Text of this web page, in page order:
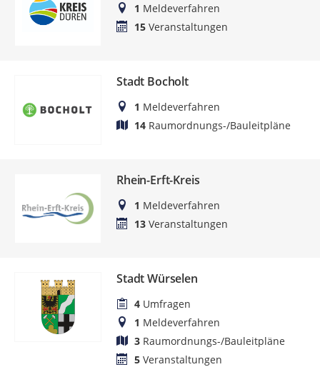
1 Meldeverfahren
15 Veranstaltungen
Stadt Bocholt
1 Meldeverfahren
14 Raumordnungs-/Bauleitpläne
Rhein-Erft-Kreis
1 Meldeverfahren
13 Veranstaltungen
Stadt Würselen
4 Umfragen
1 Meldeverfahren
3 Raumordnungs-/Bauleitpläne
5 Veranstaltungen